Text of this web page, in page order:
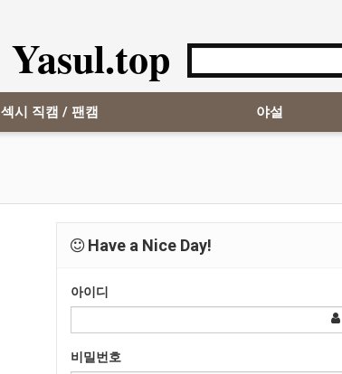
Yasul.top
섹시 직캠 / 팬캠 야설
Have a Nice Day!
아이디
비밀번호